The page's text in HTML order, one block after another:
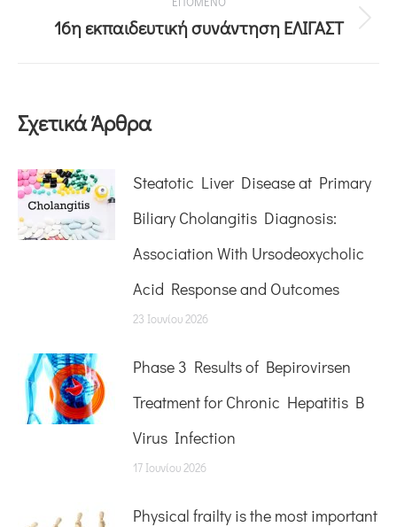
16η εκπαιδευτική συνάντηση ΕΛΙΓΑΣΤ
Σχετικά Άρθρα
Steatotic Liver Disease at Primary
Biliary Cholangitis Diagnosis:
Association With Ursodeoxycholic
Acid Response and Outcomes
23 Ιουνίου 2026
Phase 3 Results of Bepirovirsen
Treatment for Chronic Hepatitis B
Virus Infection
17 Ιουνίου 2026
Physical frailty is the most important